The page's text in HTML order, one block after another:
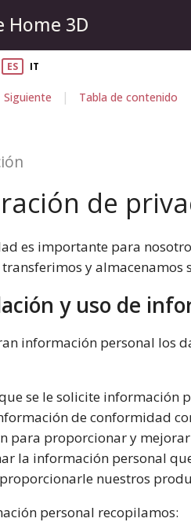
Home 3D
ES IT
Siguiente | Tabla de contenido
de
es importante para
transferimos y almacenamos
y uso de
información personal los
se le solicite información
de conformidad
para proporcionar y
la información personal
nuestros
personal recopilamos: